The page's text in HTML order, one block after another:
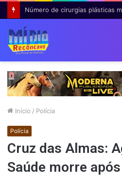
Início / Polícia
Polícia
Cruz das Almas:
Saúde morre